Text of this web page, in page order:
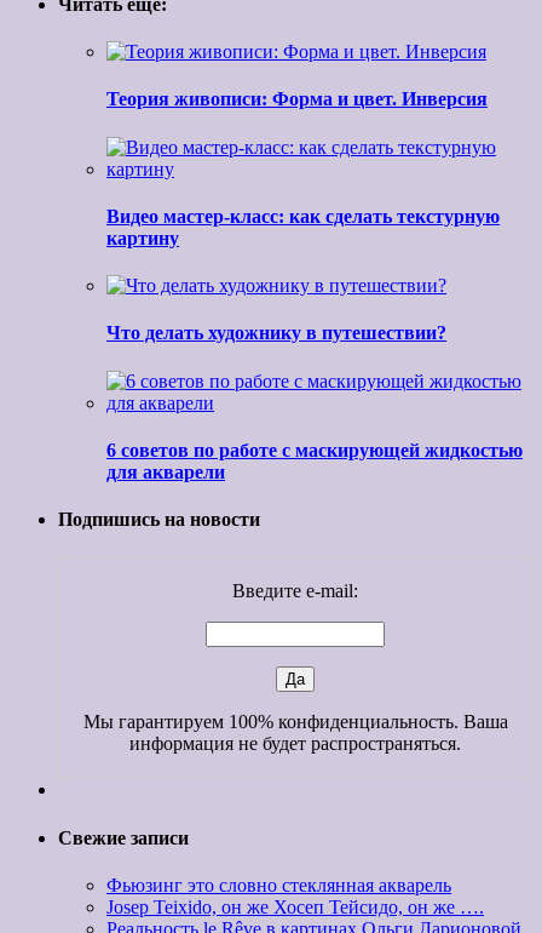
Теория живописи: Форма и цвет. Инверсия
Видео мастер-класс: как сделать текстурную
картину
Что делать художнику в путешествии?
6 советов по работе с маскирующей жидкостью
для акварели
Подпишись на новости
Введите e-mail:
Мы гарантируем 100% конфиденциальность. Ваша
информация не будет распространяться.
Свежие записи
Фьюзинг это словно стеклянная акварель
Josep Teixido, он же Хосеп Тейсидо, он же ….
Реальность le Rêve в картинах Ольги Ларионовой